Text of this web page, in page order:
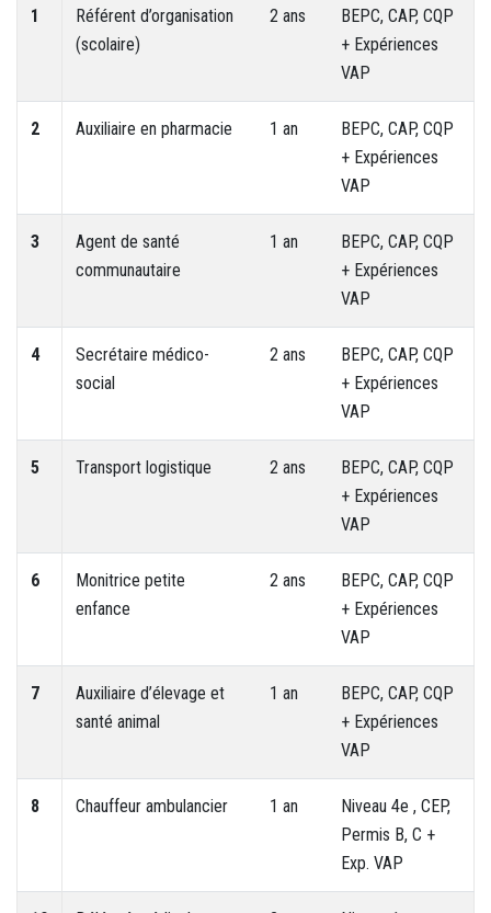
1
Référent d’organisation
(scolaire)
2 ans
BEPC, CAP, CQP
+ Expériences
VAP
2 Auxiliaire en pharmacie 1 an
BEPC, CAP, CQP
+ Expériences
VAP
3
Agent de santé
communautaire
1 an
BEPC, CAP, CQP
+ Expériences
VAP
4
Secrétaire médico-
social
2 ans
BEPC, CAP, CQP
+ Expériences
VAP
5 Transport logistique 2 ans
BEPC, CAP, CQP
+ Expériences
VAP
6
Monitrice petite
enfance
2 ans
BEPC, CAP, CQP
+ Expériences
VAP
7
Auxiliaire d’élevage et
santé animal
1 an
BEPC, CAP, CQP
+ Expériences
VAP
8 Chauffeur ambulancier 1 an
Niveau 4e , CEP,
Permis B, C +
Exp. VAP